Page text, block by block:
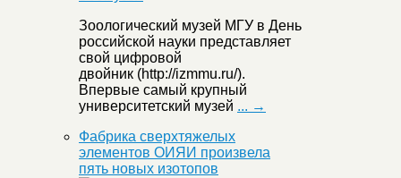
Зоологический музей МГУ в День
российской науки представляет
свой цифровой
двойник (http://izmmu.ru/).
Впервые самый крупный
университетский музей ... →
Фабрика сверхтяжелых
элементов ОИЯИ произвела
пять новых изотопов